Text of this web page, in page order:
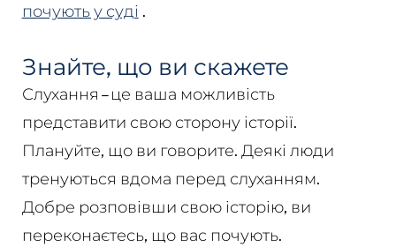
почують у суді .
Знайте, що ви скажете
Слухання – це ваша можливість
представити свою сторону історії.
Плануйте, що ви говорите. Деякі люди
тренуються вдома перед слуханням.
Добре розповівши свою історію, ви
переконаєтесь, що вас почують.